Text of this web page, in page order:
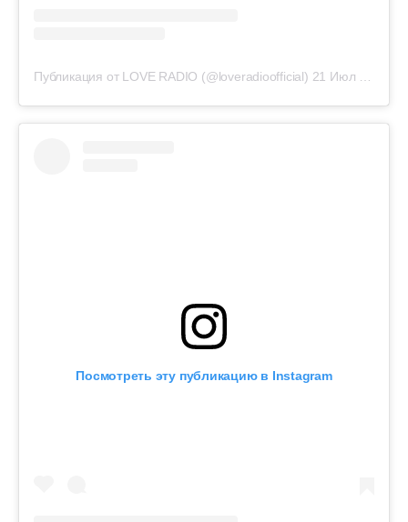
Публикация от LOVE RADIO (@loveradioofficial) 21 Июл 2019 в 10:18 PDT
Посмотреть эту публикацию в Instagram